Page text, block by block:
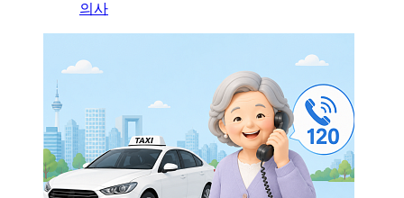
의사